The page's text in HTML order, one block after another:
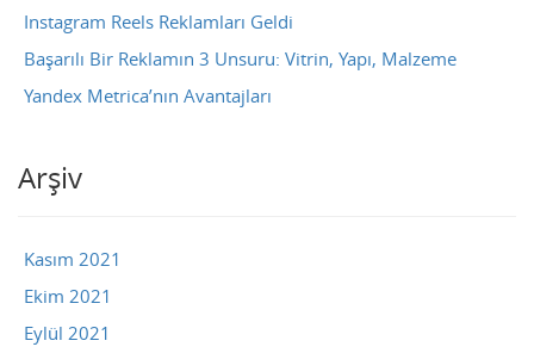
Instagram Reels Reklamları Geldi
Başarılı Bir Reklamın 3 Unsuru: Vitrin, Yapı, Malzeme
Yandex Metrica’nın Avantajları
Arşiv
Kasım 2021
Ekim 2021
Eylül 2021